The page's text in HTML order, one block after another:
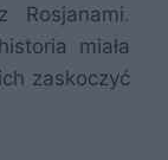
Rosjanami.
miała
zaskoczyć